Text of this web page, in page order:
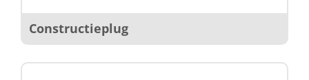
Constructieplug